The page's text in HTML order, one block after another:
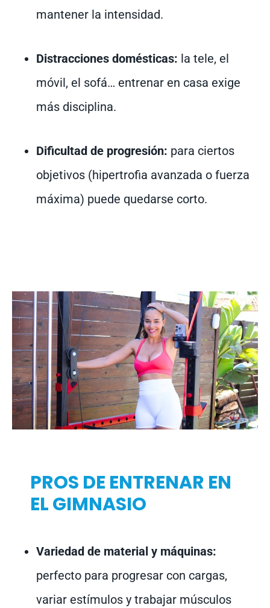
mantener la intensidad.
Distracciones domésticas: la tele, el
móvil, el sofá… entrenar en casa exige
más disciplina.
Dificultad de progresión: para ciertos
objetivos (hipertrofia avanzada o fuerza
máxima) puede quedarse corto.
PROS DE ENTRENAR EN
EL GIMNASIO
Variedad de material y máquinas:
perfecto para progresar con cargas,
variar estímulos y trabajar músculos